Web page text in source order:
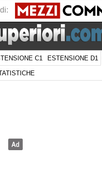
C1 ESTENSIONE D1